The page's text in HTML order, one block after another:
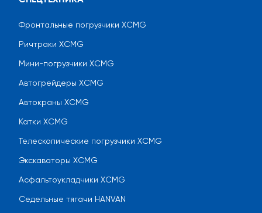
Фронтальные погрузчики XCMG
Ричтраки XCMG
Мини-погрузчики XCMG
Автогрейдеры XCMG
Автокраны XCMG
Катки XCMG
Телескопические погрузчики XCMG
Экскаваторы XCMG
Асфальтоукладчики XCMG
Седельные тягачи HANVAN